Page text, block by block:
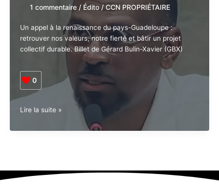
Pays1 commentaire / Édito/ CCN PROPRIÉTAIRE
Un appel à la renaissance du pays-Guadeloupe :
retrouver nos valeurs, notre fierté et bâtir un projet
collectif durable. Billet de Gérard Bulin-Xavier (GBX)
0
Réinventer
pays-
Lire la suite »